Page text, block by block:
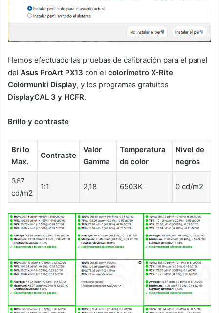
Hemos efectuado las pruebas de calibración para el panel
del Asus ProArt PX13 con el colorímetro X-Rite
Colormunki Display, y los programas gratuitos
DisplayCAL 3 y HCFR.
Brillo y contraste
Brillo
Max.
Contraste
Valor
Gamma
Temperatura
de color
Nivel de
negros
367
cd/m2
1:1 2,18 6503K 0 cd/m2